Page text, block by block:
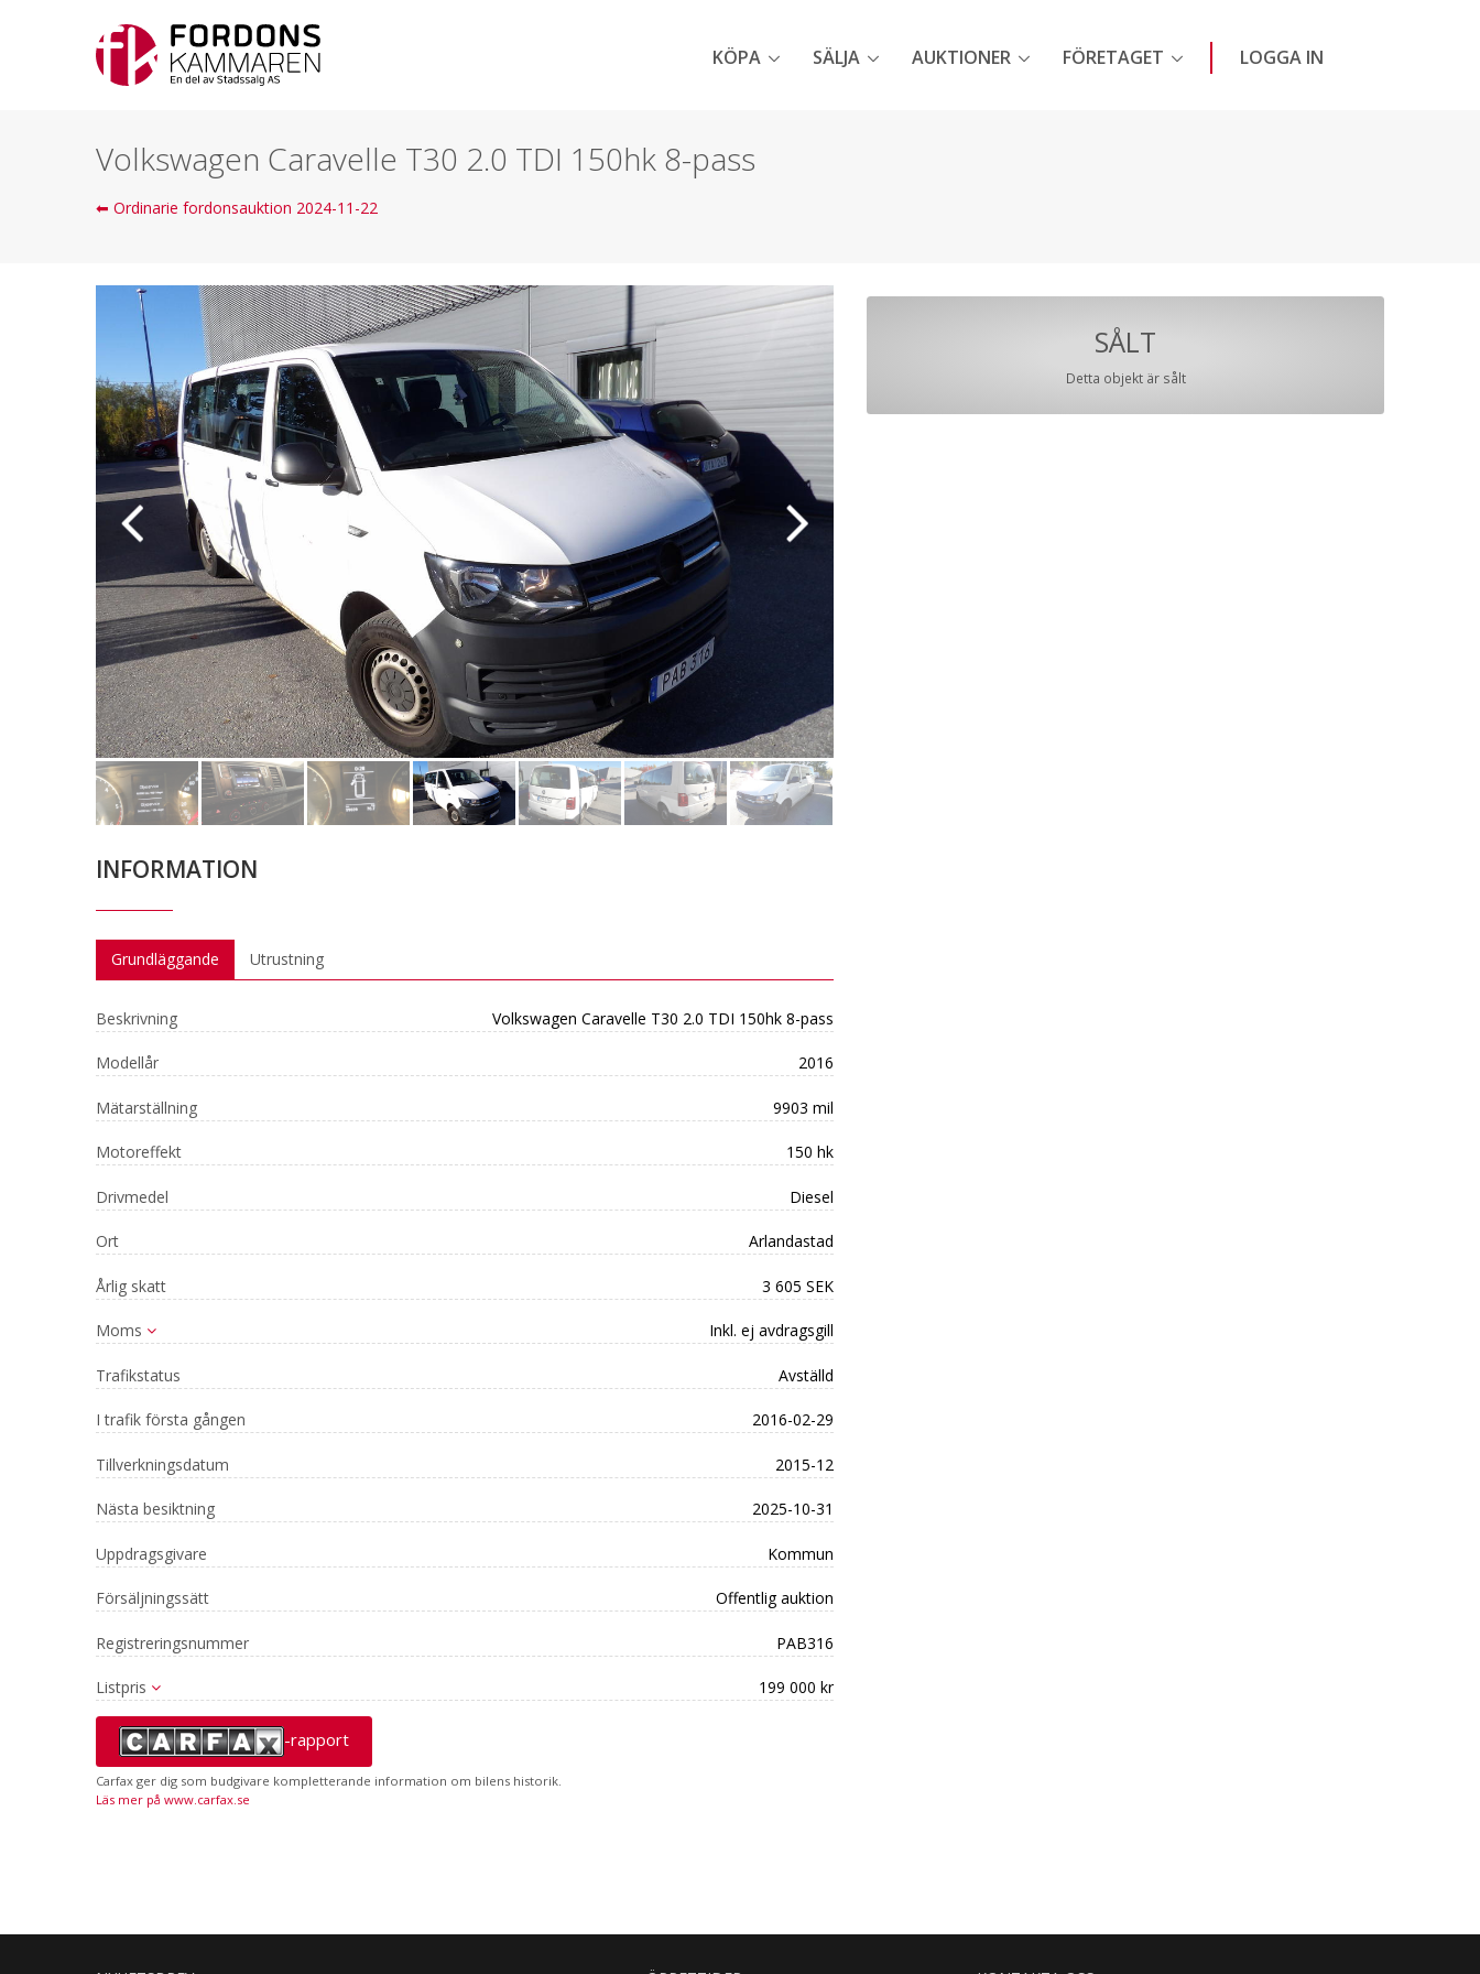
KÖPA SÄLJA AUKTIONER FÖRETAGET LOGGA IN
Volkswagen Caravelle T30 2.0 TDI 150hk 8-pass
⬅ Ordinarie fordonsauktion 2024-11-22
INFORMATION
Grundläggande Utrustning
Beskrivning Volkswagen Caravelle T30 2.0 TDI 150hk 8-pass
Modellår 2016
Mätarställning 9903 mil
Motoreffekt 150 hk
Drivmedel Diesel
Ort Arlandastad
Årlig skatt 3 605 SEK
Moms Inkl. ej avdragsgill
Trafikstatus Avställd
I trafik första gången 2016-02-29
Tillverkningsdatum 2015-12
Nästa besiktning 2025-10-31
Uppdragsgivare Kommun
Försäljningssätt Offentlig auktion
Registreringsnummer PAB316
Listpris 199 000 kr
-rapport
Carfax ger dig som budgivare kompletterande information om bilens historik.
Läs mer på www.carfax.se
SÅLT
Detta objekt är sålt